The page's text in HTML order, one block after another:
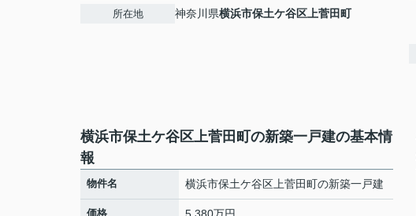
所在地 神奈川県横浜市保土ケ谷区 上菅田町
横浜市保土ケ谷区上菅田町の新築一戸建の基本情
報
物件名 横浜市保土ケ谷区上菅田町の新築一戸建
価格